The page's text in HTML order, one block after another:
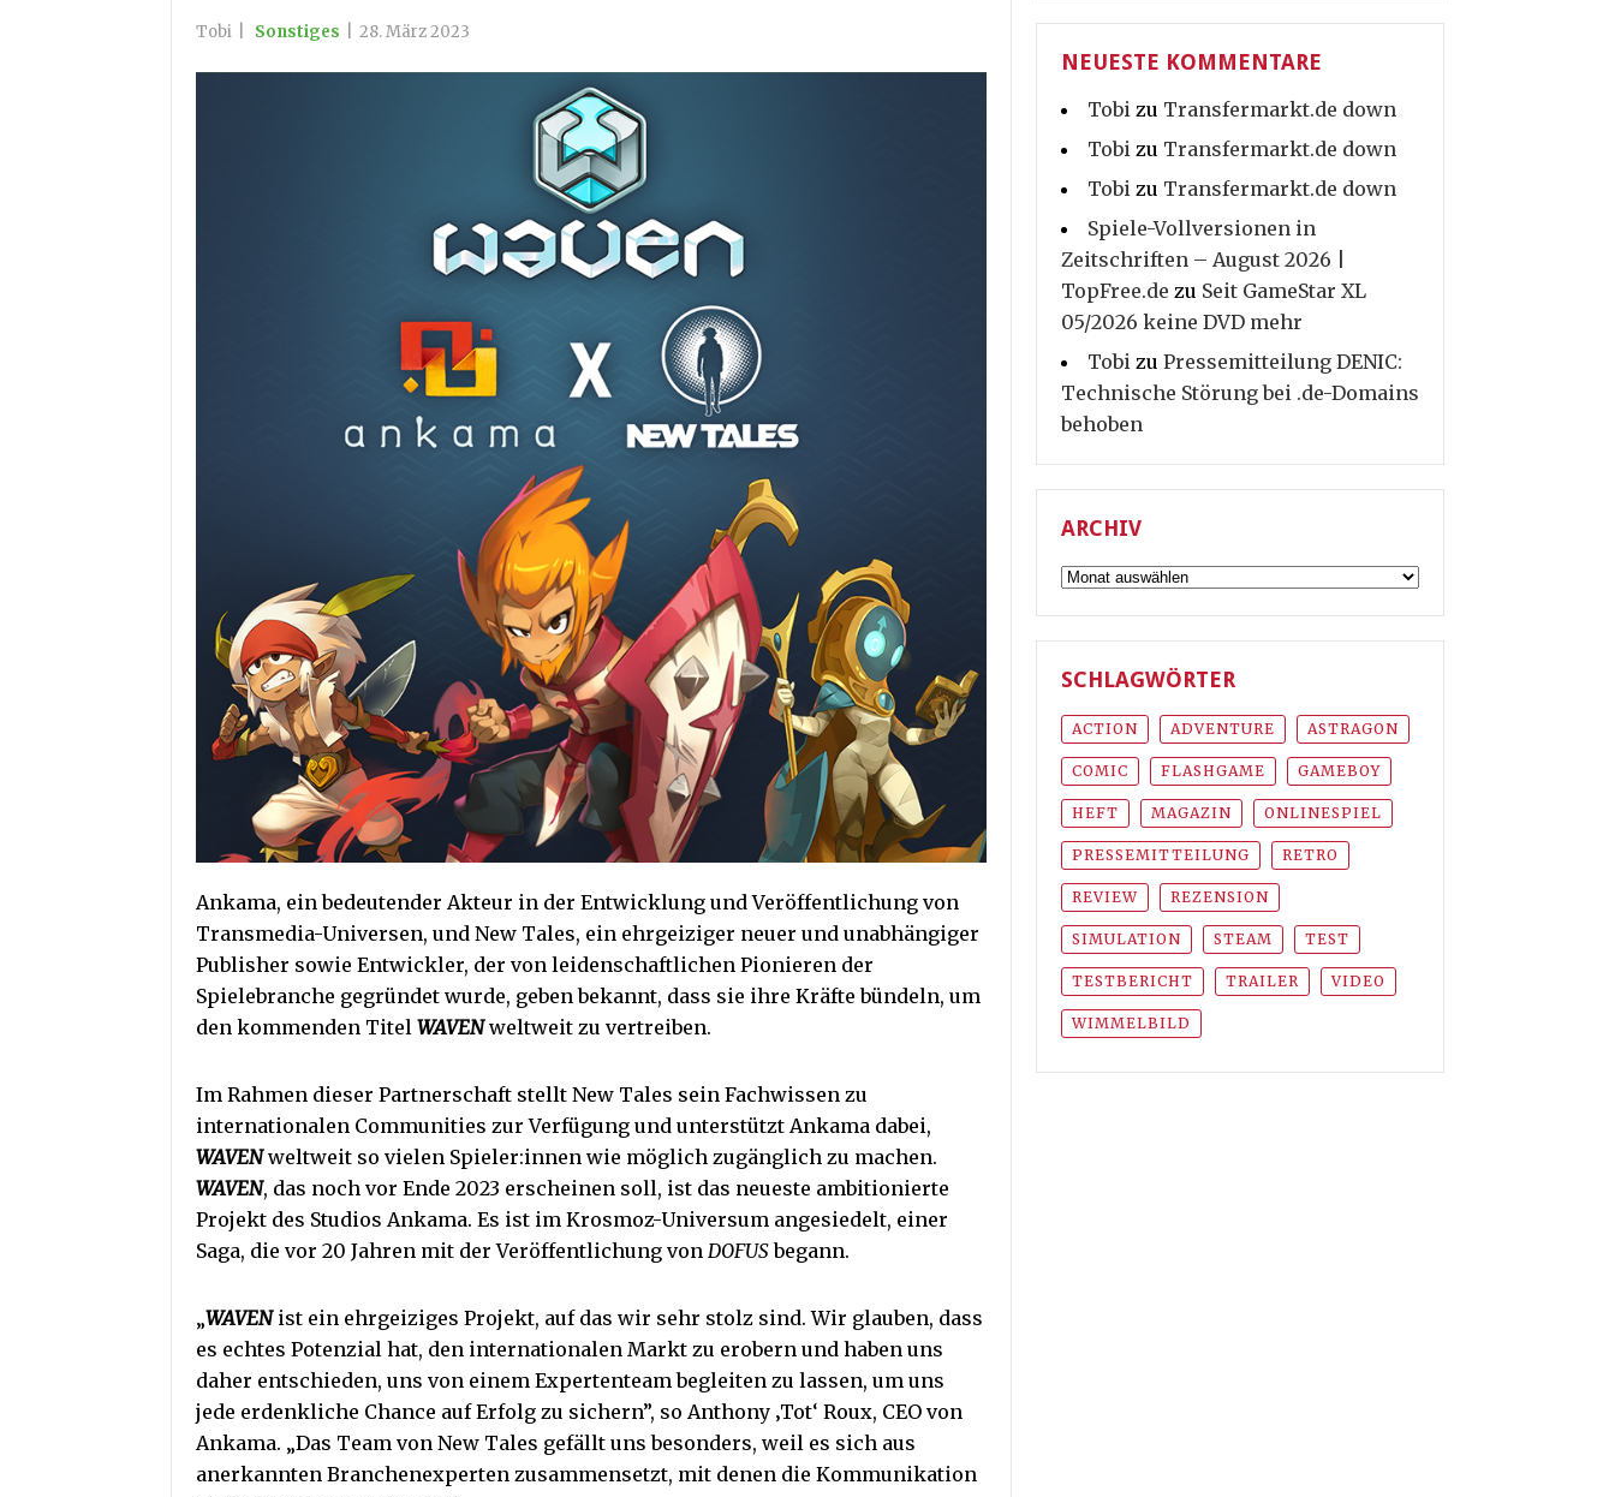
Tobi Sonstiges 28. März 2023
Ankama, ein bedeutender Akteur in der Entwicklung und Veröffentlichung von
Transmedia-Universen, und New Tales, ein ehrgeiziger neuer und unabhängiger
Publisher sowie Entwickler, der von leidenschaftlichen Pionieren der
Spielebranche gegründet wurde, geben bekannt, dass sie ihre Kräfte bündeln, um
den kommenden Titel WAVENweltweit zu vertreiben.
Im Rahmen dieser Partnerschaft stellt New Tales sein Fachwissen zu
internationalen Communities zur Verfügung und unterstützt Ankama dabei,
WAVENweltweit so vielen Spieler:innen wie möglich zugänglich zu machen.
WAVEN, das noch vor Ende 2023 erscheinen soll, ist das neueste ambitionierte
Projekt des Studios Ankama. Es ist im Krosmoz-Universum angesiedelt, einer
Saga, die vor 20 Jahren mit der Veröffentlichung von DOFUSbegann.
„WAVENist ein ehrgeiziges Projekt, auf das wir sehr stolz sind. Wir glauben, dass
es echtes Potenzial hat, den internationalen Markt zu erobern und haben uns
daher entschieden, uns von einem Expertenteam begleiten zu lassen, um uns
jede erdenkliche Chance auf Erfolg zu sichern”, so Anthony ‚Tot‘ Roux, CEO von
Ankama. „Das Team von New Tales gefällt uns besonders, weil es sich aus
anerkannten Branchenexperten zusammensetzt, mit denen die Kommunikation
NEUESTE KOMMENTARE
Tobi zu Transfermarkt.de down
Tobi zu Transfermarkt.de down
Tobi zu Transfermarkt.de down
Spiele-Vollversionen in
Zeitschriften – August 2026 |
TopFree.de zu Seit GameStar XL
05/2026 keine DVD mehr
Tobi zu Pressemitteilung DENIC:
Technische Störung bei .de-Domains
behoben
ARCHIV
Archiv
SCHLAGWÖRTER
ACTION ADVENTURE ASTRAGON
COMIC FLASHGAME GAMEBOY
HEFT MAGAZIN ONLINESPIEL
PRESSEMITTEILUNG RETRO
REVIEW REZENSION
SIMULATION STEAM TEST
TESTBERICHT TRAILER VIDEO
WIMMELBILD